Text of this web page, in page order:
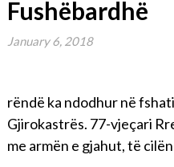
Fushëbardhë
January 6, 2018
rëndë ka ndodhur në
Gjirokastrës. 77-vjeçari
me armën e gjahut, të